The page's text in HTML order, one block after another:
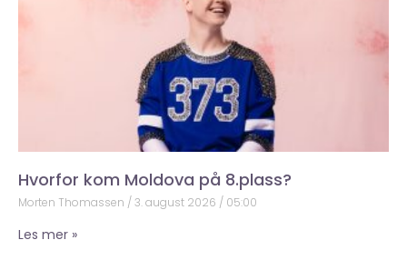
Hvorfor kom Moldova på 8.plass?
Morten Thomassen 3. august 2026 05:00
Les mer »